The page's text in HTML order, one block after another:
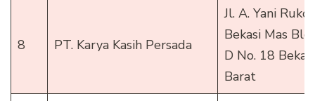
8 PT. Karya Kasih Persada
Jl. A. Yani Ruko
Bekasi Mas
D No. 18 Bekasi
Barat